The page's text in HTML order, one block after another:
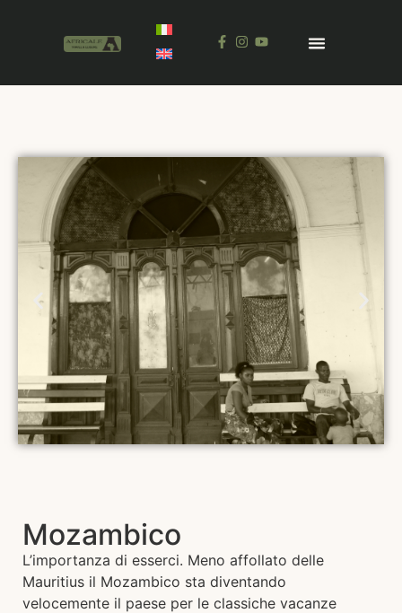
Mozambico
L’importanza di esserci. Meno affollato delle
Mauritius il Mozambico sta diventando
velocemente il paese per le classiche vacanze